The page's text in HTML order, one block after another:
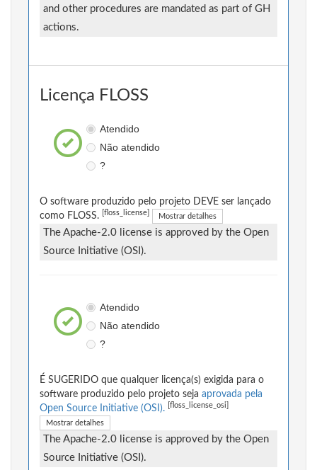
and other procedures are mandated as part of GH
actions.
Licença FLOSS
Atendido
Não atendido
?
O software produzido pelo projeto DEVE ser lançado
como FLOSS.
[floss_license] Mostrar detalhes
The Apache-2.0 license is approved by the Open
Source Initiative (OSI).
Atendido
Não atendido
?
É SUGERIDO que qualquer licença(s) exigida para o
software produzido pelo projeto seja aprovada pela
Open Source Initiative (OSI).
[floss_license_osi]
Mostrar detalhes
The Apache-2.0 license is approved by the Open
Source Initiative (OSI).